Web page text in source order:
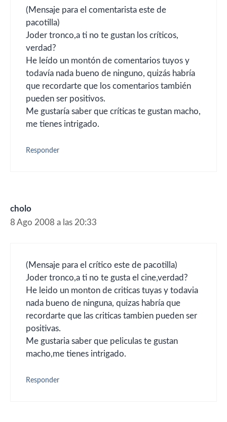
(Mensaje para el comentarista este de
pacotilla)
Joder tronco,a ti no te gustan los críticos,
verdad?
He leído un montón de comentarios tuyos y
todavía nada bueno de ninguno, quizás habría
que recordarte que los comentarios también
pueden ser positivos.
Me gustaría saber que críticas te gustan macho,
me tienes intrigado.
Responder
cholo
8 Ago 2008 a las 20:33
(Mensaje para el crítico este de pacotilla)
Joder tronco,a ti no te gusta el cine,verdad?
He leido un monton de criticas tuyas y todavia
nada bueno de ninguna, quizas habría que
recordarte que las criticas tambien pueden ser
positivas.
Me gustaria saber que peliculas te gustan
macho,me tienes intrigado.
Responder